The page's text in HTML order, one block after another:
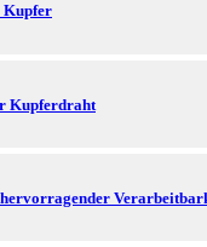
Kupfer
Kupferdraht